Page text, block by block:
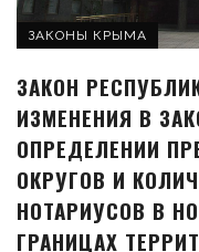
ЗАКОНЫ КРЫМА
ЗАКОН
ИЗМЕНЕНИЯ В
ОПРЕДЕЛЕНИИ
ОКРУГОВ И
НОТАРИУСОВ В
ГРАНИЦАХ